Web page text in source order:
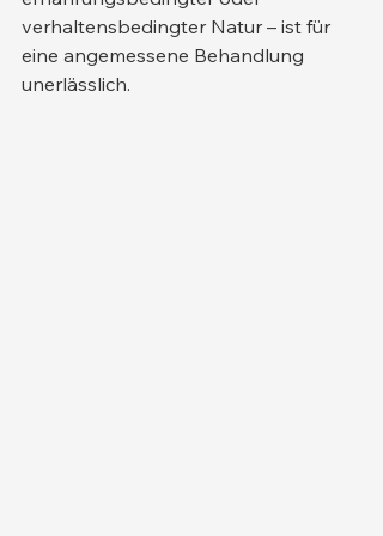
verhaltensbedingter Natur – ist für
eine angemessene Behandlung
unerlässlich.